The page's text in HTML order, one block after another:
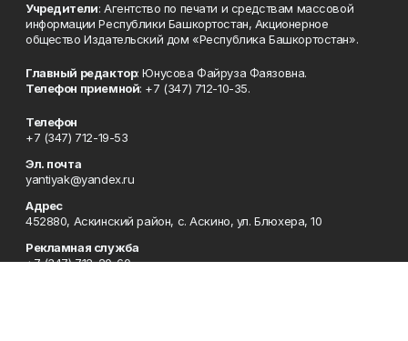
Учредители: Агентство по печати и средствам массовой
информации Республики Башкортостан, Акционерное
общество Издательский дом «Республика Башкортостан».
Главный редактор: Юнусова Файруза Фаязовна.
Телефон приемной: +7 (347) 712-10-35.
Телефон
+7 (347) 712-19-53
Эл. почта
yantiyak@yandex.ru
Адрес
452880, Аскинский район, с. Аскино, ул. Блюхера, 10
Рекламная служба
+7 (347) 712-20-60